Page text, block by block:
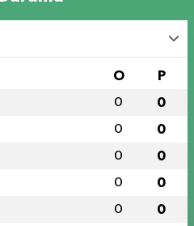
O P
0 0
0 0
0 0
0 0
0 0